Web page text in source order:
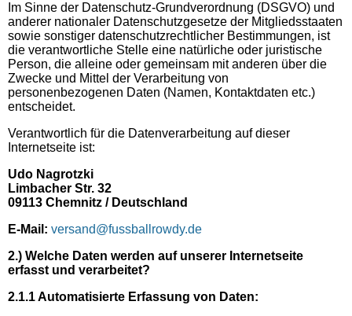
Im Sinne der Datenschutz-Grundverordnung (DSGVO) und
anderer nationaler Datenschutzgesetze der Mitgliedsstaaten
sowie sonstiger datenschutzrechtlicher Bestimmungen, ist
die verantwortliche Stelle eine natürliche oder juristische
Person, die alleine oder gemeinsam mit anderen über die
Zwecke und Mittel der Verarbeitung von
personenbezogenen Daten (Namen, Kontaktdaten etc.)
entscheidet.
Verantwortlich für die Datenverarbeitung auf dieser
Internetseite ist:
Udo Nagrotzki
Limbacher Str. 32
09113 Chemnitz / Deutschland
E-Mail: versand@fussballrowdy.de
2.) Welche Daten werden auf unserer Internetseite
erfasst und verarbeitet?
2.1.1 Automatisierte Erfassung von Daten: